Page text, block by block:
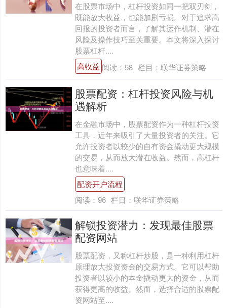
在股票市场中，杠杆投资如同一把双刃剑，
既能放大收益，也能加剧亏损。对于追求高
回报的投资者而言，了解其运作机制、潜在
风险及操作技巧至关重要。本文将深入探讨
股票杠杆....
高收益 阅读： 58 栏目： 联华证券策略
股票配资：杠杆投资风险与机
遇解析
在金融市场中，股票配资作为一种杠杆投资
工具，近年来吸引了大量投资者的关注。它
允许投资者以较少的自有资金撬动更大规模
的交易，从而放大潜在收益。然而，高杠杆
也意味着....
配资开户流程
阅读： 96 栏目： 联华证券策略
解锁投资潜力：发现最佳股票
配资网站
股票配资，又称杠杆炒股，是一种利用杠杆
原理放大投资资金的交易方式。它可以帮助
投资者以较小的本金撬动更大的资金，从而
获得更高的收益。然而，选择合适的股票配
资网站至....